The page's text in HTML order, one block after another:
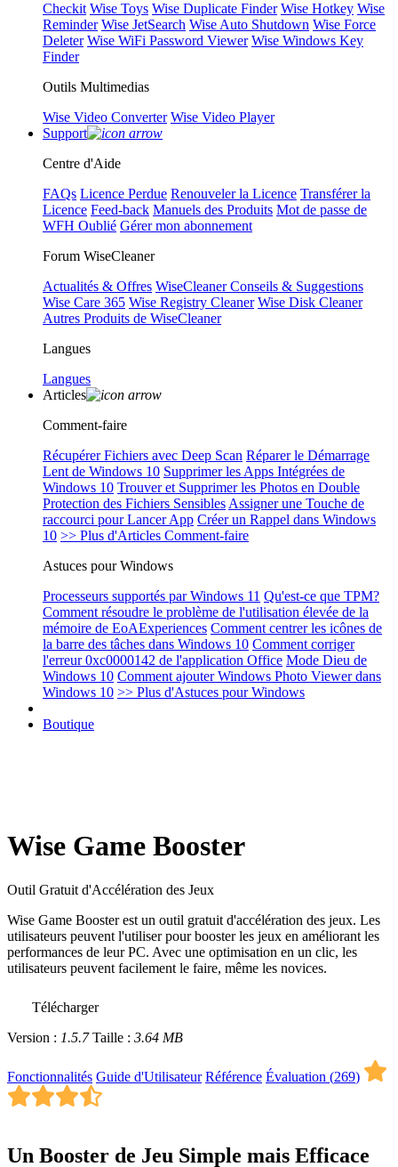
Checkit Wise Toys Wise Duplicate Finder Wise Hotkey Wise
Reminder Wise JetSearch Wise Auto Shutdown Wise Force
Deleter Wise WiFi Password Viewer Wise Windows Key
Finder
Outils Multimedias
Wise Video Converter Wise Video Player
Support
Centre d'Aide
FAQs Licence Perdue Renouveler la Licence Transférer la
Licence Feed-back Manuels des Produits Mot de passe de
WFH Oublié Gérer mon abonnement
Forum WiseCleaner
Actualités & Offres WiseCleaner Conseils & Suggestions
Wise Care 365 Wise Registry Cleaner Wise Disk Cleaner
Autres Produits de WiseCleaner
Langues
Langues
Articles
Comment-faire
Récupérer Fichiers avec Deep Scan Réparer le Démarrage
Lent de Windows 10 Supprimer les Apps Intégrées de
Windows 10 Trouver et Supprimer les Photos en Double
Protection des Fichiers Sensibles Assigner une Touche de
raccourci pour Lancer App Créer un Rappel dans Windows
10 >> Plus d'Articles Comment-faire
Astuces pour Windows
Processeurs supportés par Windows 11 Qu'est-ce que TPM?
Comment résoudre le problème de l'utilisation élevée de la
mémoire de EoAExperiences Comment centrer les icônes de
la barre des tâches dans Windows 10 Comment corriger
l'erreur 0xc0000142 de l'application Office Mode Dieu de
Windows 10 Comment ajouter Windows Photo Viewer dans
Windows 10 >> Plus d'Astuces pour Windows
Boutique
Wise Game Booster
Outil Gratuit d'Accélération des Jeux
Wise Game Booster est un outil gratuit d'accélération des jeux. Les
utilisateurs peuvent l'utiliser pour booster les jeux en améliorant les
performances de leur PC. Avec une optimisation en un clic, les
utilisateurs peuvent facilement le faire, même les novices.
Télécharger
Version : 1.5.7 Taille : 3.64 MB
Fonctionnalités Guide d'Utilisateur Référence Évaluation (269)
Un Booster de Jeu Simple mais Efficace